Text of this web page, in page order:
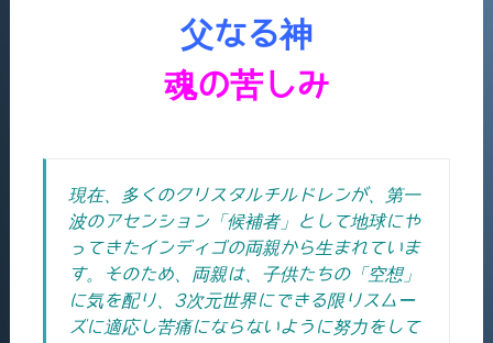
父なる神
魂の苦しみ
現在、多くのクリスタルチルドレンが、第一
波のアセンション「候補者」として地球にや
ってきたインディゴの両親から生まれていま
す。そのため、両親は、子供たちの「空想」
に気を配り、3次元世界にできる限りスムー
ズに適応し苦痛にならないように努力をして